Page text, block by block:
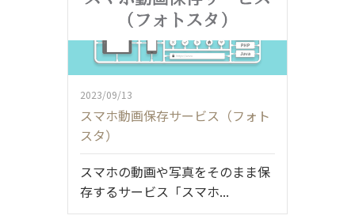
2023/09/13
スマホ動画保存サービス（フォト
スタ）
スマホの動画や写真をそのまま保
存するサービス「スマホ...